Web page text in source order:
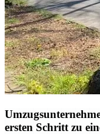
ersten Schritt zu